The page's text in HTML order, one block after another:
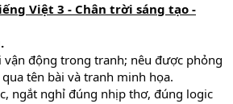
Việt 3 - Chân trời sáng tạo -
động trong tranh; nêu được phỏng
tên bài và tranh minh họa.
ngắt nghỉ đúng nhịp thơ, đúng logic